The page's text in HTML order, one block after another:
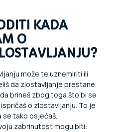
KADA
O
može te uznemiriti ili
da zlostavljanje prestane.
brineš zbog toga što bi se
o zlostavljanju. To je
se tako osjećaš.
zabrinutost mogu biti: